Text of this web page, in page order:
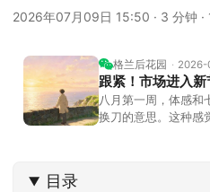
2026年07月09日 15:50 · 3 分钟 ·
格兰后花园 2026-
跟紧！市场进入新
八月第一周，体感和
换刀的意思。这种感
目录